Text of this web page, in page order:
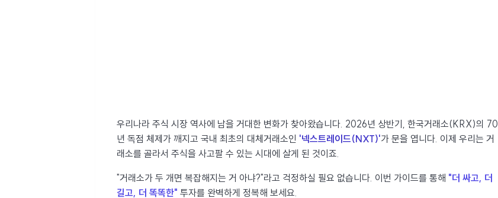
우리나라 주식 시장 역사에 남을 거대한 변화가 찾아왔습니다. 2026년 상반기, 한국거래소(KRX)의 70
년 독점 체제가 깨지고 국내 최초의 대체거래소인 '넥스트레이드(NXT)'가 문을 엽니다. 이제 우리는 거
래소를 골라서 주식을 사고팔 수 있는 시대에 살게 된 것이죠.
"거래소가 두 개면 복잡해지는 거 아냐?"라고 걱정하실 필요 없습니다. 이번 가이드를 통해 "더 싸고, 더
길고, 더 똑똑한" 투자를 완벽하게 정복해 보세요.